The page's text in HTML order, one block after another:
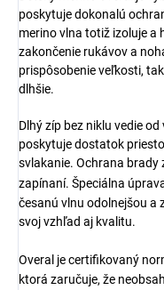
poskytuje dokonalú
merino vlna totiž izoluje a
zakončenie rukávov a
prispôsobenie veľkosti,
dlhšie.
Dlhý zíp bez niklu vedie
poskytuje dostatok
svlakanie. Ochrana
zapínaní. Špeciálna
česanú vlnu odolnejšou a
svoj vzhľad aj kvalitu.
Overal je certifikovaný
ktorá zaručuje, že